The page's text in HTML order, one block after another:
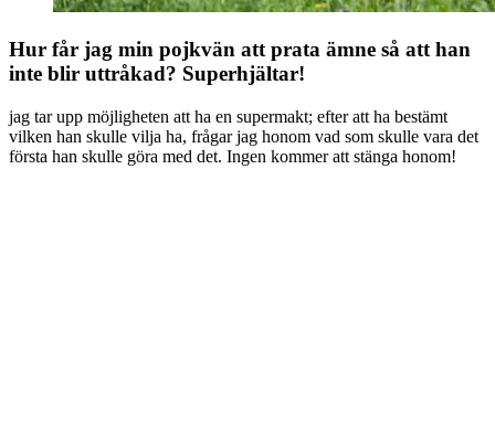
Hur får jag min pojkvän att prata ämne så att han
inte blir uttråkad? Superhjältar!
jag tar upp möjligheten att ha en supermakt; efter att ha bestämt
vilken han skulle vilja ha, frågar jag honom vad som skulle vara det
första han skulle göra med det. Ingen kommer att stänga honom!